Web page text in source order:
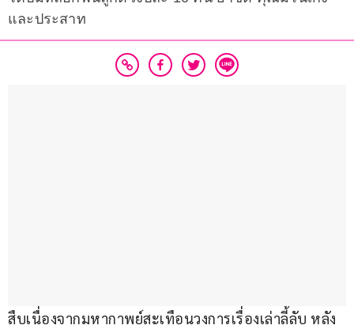
และประสาท
สืบเนื่องจากมหากาพย์สะเทือนวงการเรื่องเล่าลี้ลับ หลัง